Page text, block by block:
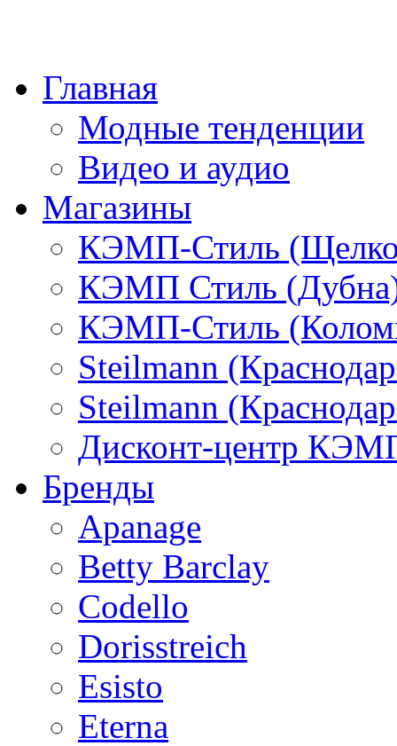
Главная
Модные тенденции
Видео и аудио
Магазины
КЭМП-Стиль
КЭМП Стиль
КЭМП-Стиль
Steilmann
Steilmann
Дисконт-центр
Бренды
Apanage
Betty Barclay
Codello
Dorisstreich
Esisto
Eterna